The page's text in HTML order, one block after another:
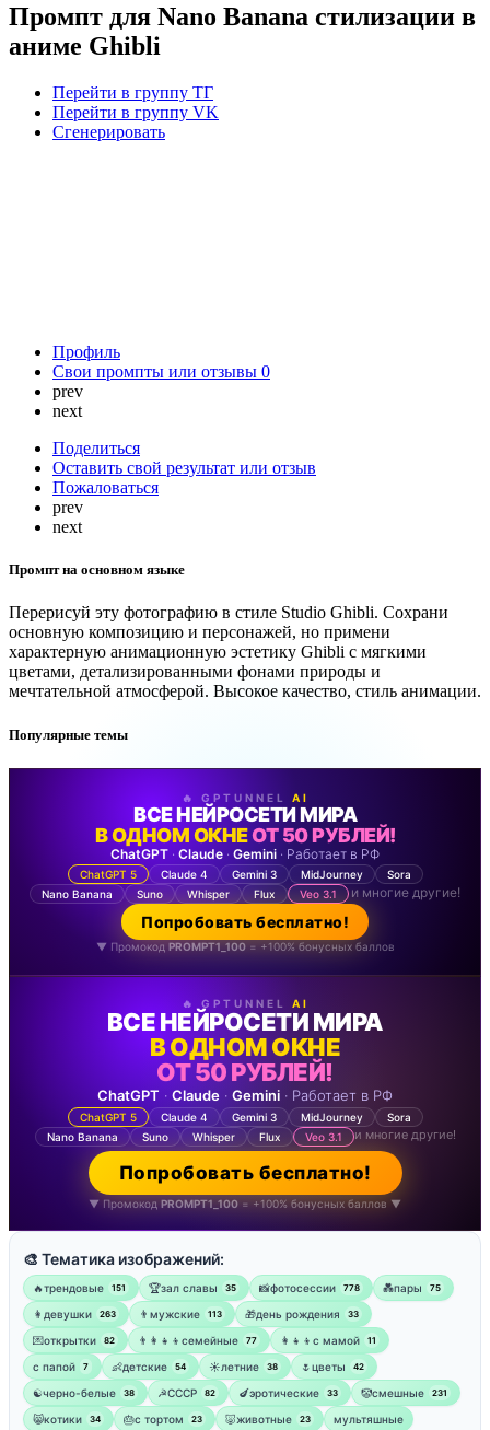
Промпт для Nano Banana стилизации в
аниме Ghibli
Перейти в группу ТГ
Перейти в группу VK
Сгенерировать
Профиль
Свои промпты или отзывы 0
prev
next
Поделиться
Оставить свой результат или отзыв
Пожаловаться
prev
next
Промпт на основном языке
Перерисуй эту фотографию в стиле Studio Ghibli. Сохрани
основную композицию и персонажей, но примени
характерную анимационную эстетику Ghibli с мягкими
цветами, детализированными фонами природы и
мечтательной атмосферой. Высокое качество, стиль анимации.
Популярные темы
🔥 GPTUNNEL AI
ВСЕ НЕЙРОСЕТИ МИРА
В ОДНОМ ОКНЕОТ 50 РУБЛЕЙ!
ChatGPT · Claude · Gemini · Работает в РФ
ChatGPT 5 Claude 4 Gemini 3 MidJourney
Sora
Nano Banana
Suno Whisper Flux Veo 3.1 и многие другие!
Попробовать бесплатно!
▼ Промокод PROMPT1_100= +100% бонусных баллов
🔥 GPTUNNEL AI
ВСЕ НЕЙРОСЕТИ МИРА
В ОДНОМ ОКНЕ
ОТ 50 РУБЛЕЙ!
ChatGPT · Claude · Gemini · Работает в РФ
ChatGPT 5 Claude 4 Gemini 3 MidJourney
Sora
Nano Banana
Suno Whisper Flux Veo 3.1 и многие другие!
Попробовать бесплатно!
▼ Промокод PROMPT1_100 = +100% бонусных баллов ▼
🎨 Тематика изображений:
🔥трендовые 151 🏆зал славы 35 📸фотосессии 778 💑пары 75
👩девушки 263 👨мужские 113 🎁день рождения 33
💌открытки 82 👨‍👩‍👧‍👦семейные 77 👩‍👧‍👦с мамой 11
‍с папой 7 👶детские 54 ☀️летние 38 🌷цветы 42
☯︎черно-белые 38 ☭СССР 82 🍆эротические 33 🤡смешные 231
😸котики 34 🎂с тортом 23 🐷животные 23 мультяшные